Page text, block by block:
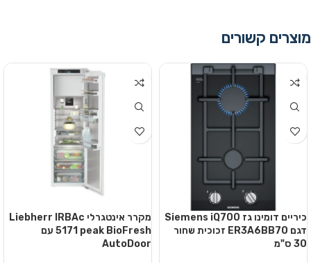
מוצרים קשורים
כיריים דומינו גז Siemens iQ700
דגם ER3A6BB70 זכוכית שחור
30 ס"מ
מקרר אינטגרלי Liebherr IRBAc
5171 peak BioFresh עם
AutoDoor